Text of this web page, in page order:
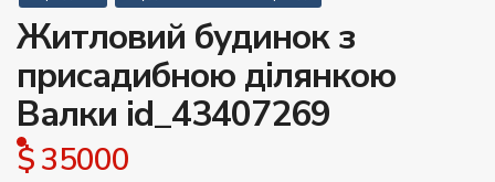
Житловий будинок з
присадибною ділянкою
Валки id_43407269
$ 35000